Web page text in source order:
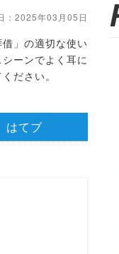
：2025年03月05日
」の適切な使い
ーンでよく耳に
ださい。
はてブ